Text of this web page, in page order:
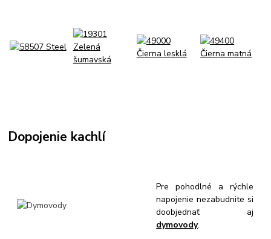
Dopojenie kachlí
Pre pohodlné a rýchle
napojenie nezabudnite si
doobjednať aj
dymovody.